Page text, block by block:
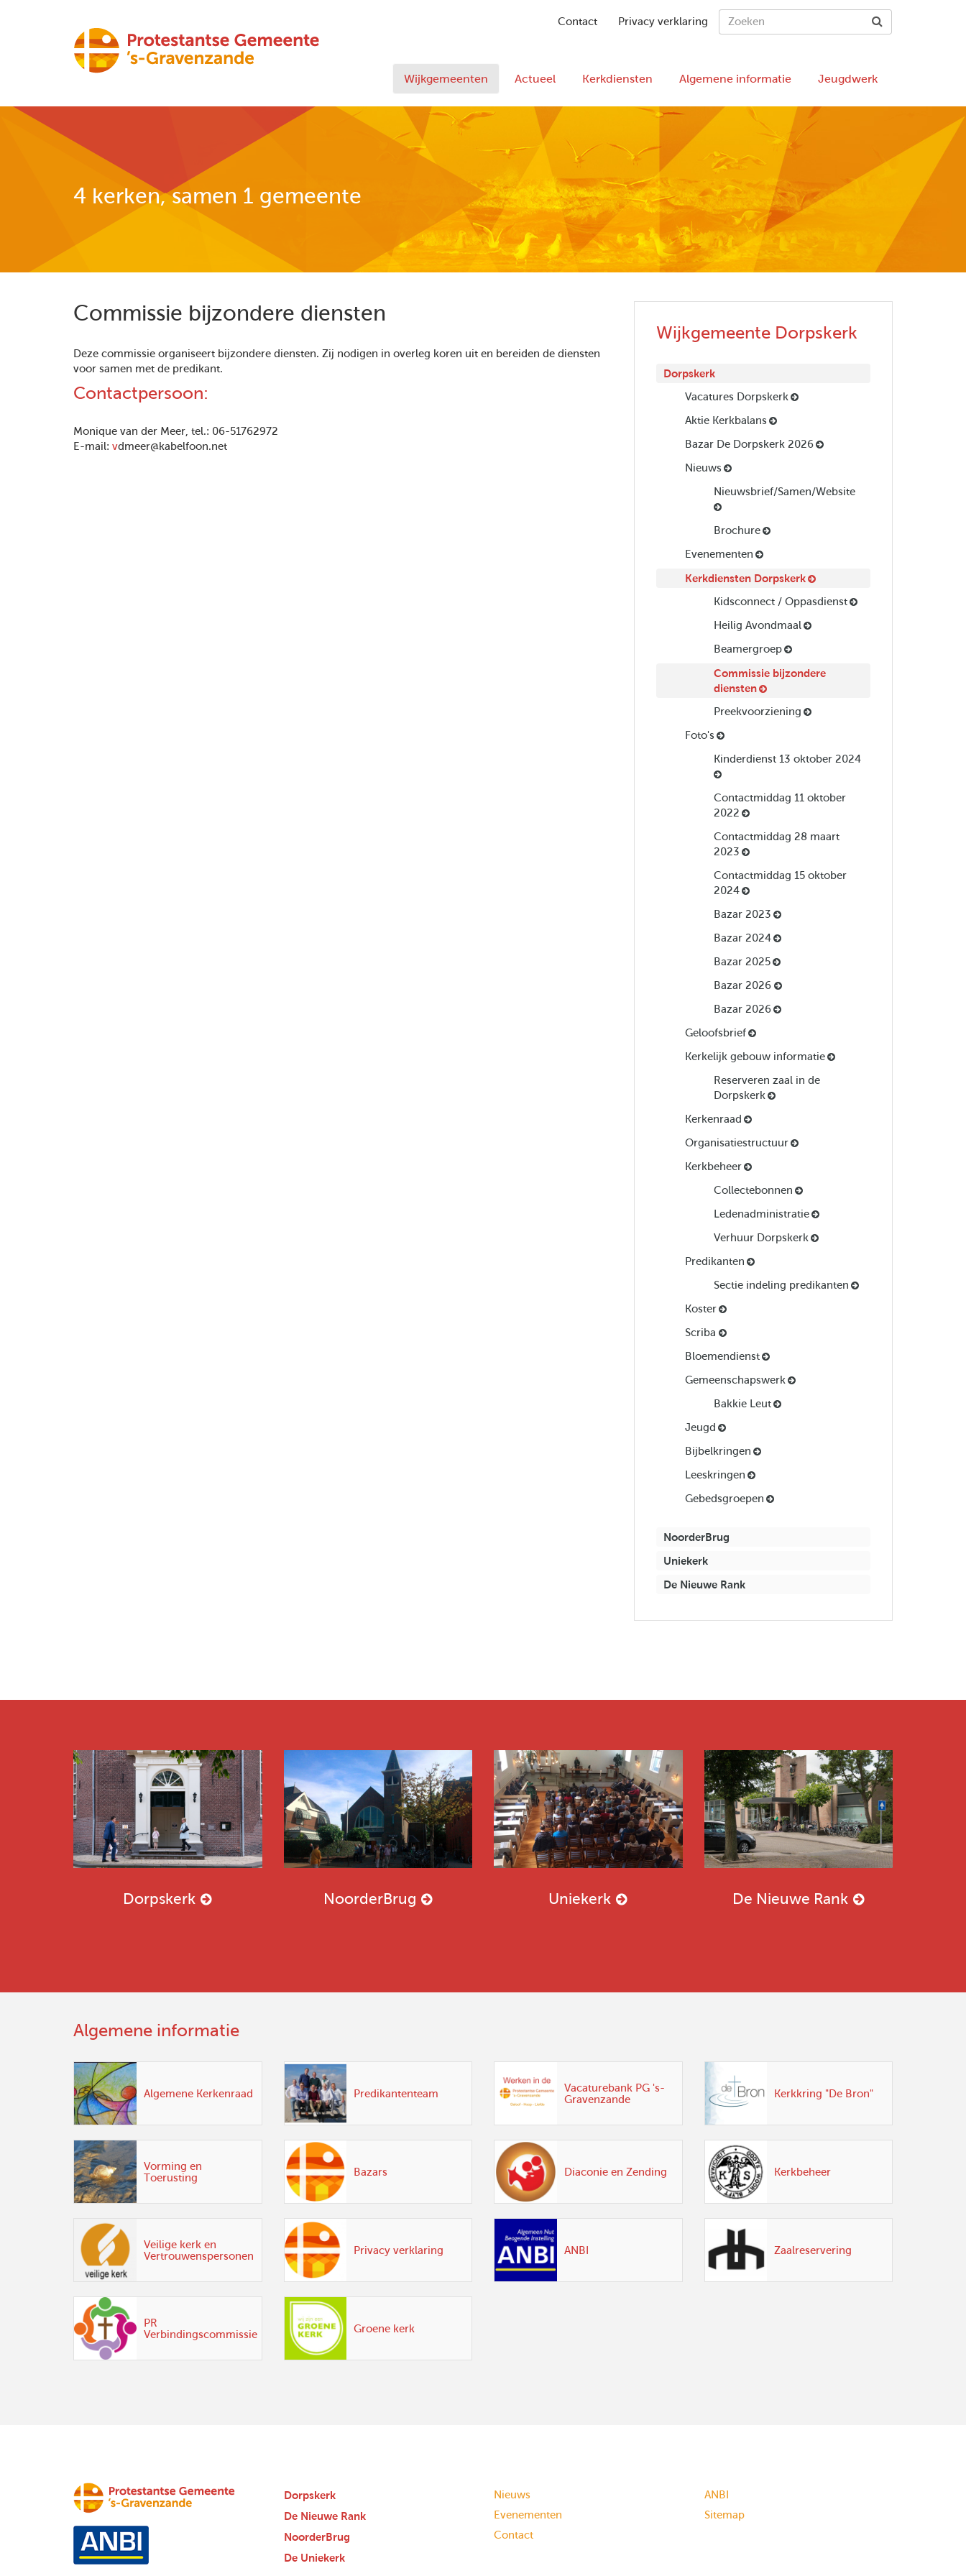
Contact Privacy verklaring
Wijkgemeenten Actueel Kerkdiensten Algemene informatie Jeugdwerk
4 kerken, samen 1 gemeente
Commissie bijzondere diensten
Deze commissie organiseert bijzondere diensten. Zij nodigen in overleg koren uit en bereiden de diensten
voor samen met de predikant.
Contactpersoon:
Monique van der Meer, tel.: 06-51762972
E-mail: vdmeer@kabelfoon.net
Wijkgemeente Dorpskerk
Dorpskerk
Vacatures Dorpskerk
Aktie Kerkbalans
Bazar De Dorpskerk 2026
Nieuws
Nieuwsbrief/Samen/Website
Brochure
Evenementen
Kerkdiensten Dorpskerk
Kidsconnect / Oppasdienst
Heilig Avondmaal
Beamergroep
Commissie bijzondere
diensten
Preekvoorziening
Foto's
Kinderdienst 13 oktober 2024
Contactmiddag 11 oktober
2022
Contactmiddag 28 maart
2023
Contactmiddag 15 oktober
2024
Bazar 2023
Bazar 2024
Bazar 2025
Bazar 2026
Bazar 2026
Geloofsbrief
Kerkelijk gebouw informatie
Reserveren zaal in de
Dorpskerk
Kerkenraad
Organisatiestructuur
Kerkbeheer
Collectebonnen
Ledenadministratie
Verhuur Dorpskerk
Predikanten
Sectie indeling predikanten
Koster
Scriba
Bloemendienst
Gemeenschapswerk
Bakkie Leut
Jeugd
Bijbelkringen
Leeskringen
Gebedsgroepen
NoorderBrug
Uniekerk
De Nieuwe Rank
Dorpskerk NoorderBrug Uniekerk De Nieuwe Rank
Algemene informatie
Algemene Kerkenraad Predikantenteam
Vacaturebank PG 's-
Gravenzande
Kerkkring "De Bron"
Vorming en
Toerusting
Bazars Diaconie en Zending Kerkbeheer
Veilige kerk en
Vertrouwenspersonen
Privacy verklaring ANBI Zaalreservering
PR
Verbindingscommissie
Groene kerk
Dorpskerk
De Nieuwe Rank
NoorderBrug
De Uniekerk
Nieuws
Evenementen
Contact
ANBI
Sitemap